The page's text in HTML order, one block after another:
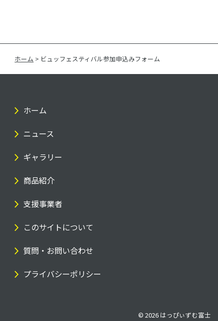
ホーム > ビュッフェスティバル参加申込みフォーム
ホーム
ニュース
ギャラリー
商品紹介
支援事業者
このサイトについて
質問・お問い合わせ
プライバシーポリシー
© 2026 はっぴぃずむ富士